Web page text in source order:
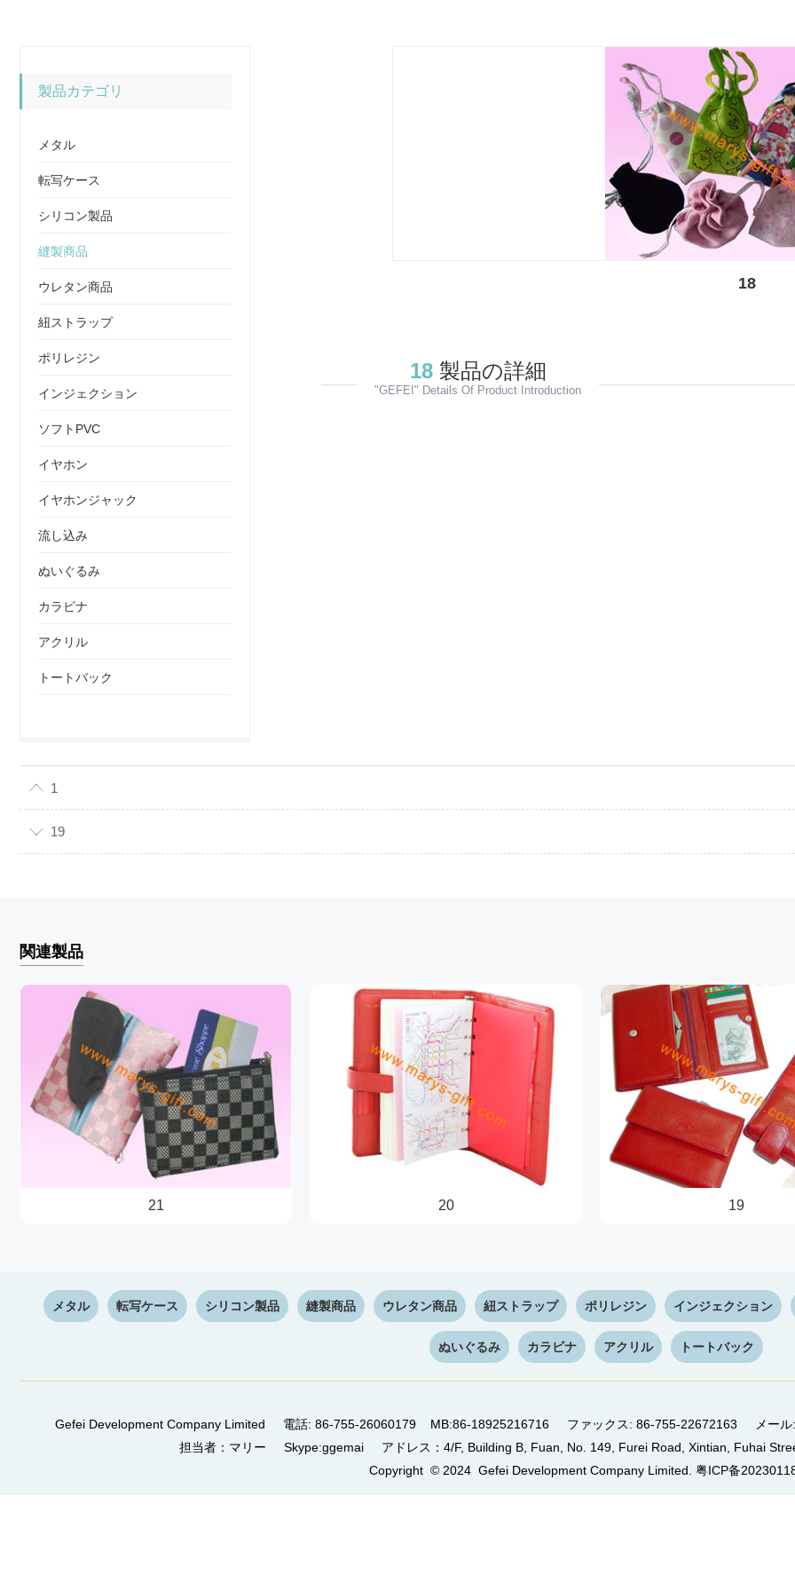
製品カテゴリ
メタル
転写ケース
シリコン製品
縫製商品
ウレタン商品
紐ストラップ
ポリレジン
インジェクション
ソフトPVC
イヤホン
イヤホンジャック
流し込み
ぬいぐるみ
カラビナ
アクリル
トートバック
18
18製品の詳細
"GEFEI" Details Of Product Introduction
1
19
関連製品
21 20 19
メタル 転写ケース シリコン製品 縫製商品 ウレタン商品 紐ストラップ ポリレジン インジェクション
ぬいぐるみ カラビナ アクリル トートバック
Gefei Development Company Limited 電話: 86-755-26060179 MB:86-18925216716 ファックス: 86-755-22672163 メー
担当者：マリー Skype:ggemai アドレス：4/F, Building B, Fuan, No. 149, Furei Road, Xintian, Fuhai
Copyright © 2024 Gefei Development Company Limited. 粤ICP备